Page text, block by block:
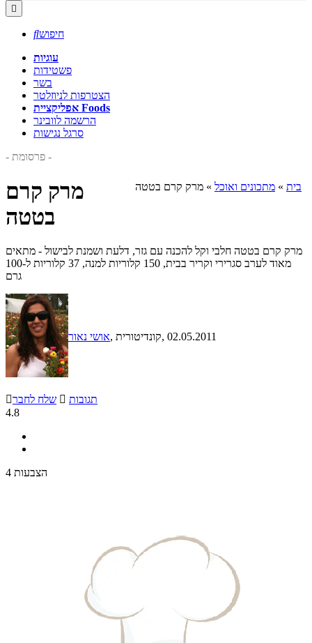

חיפוש
עוגיות
פשטידות
בשר
הצטרפות לניוזלטר
אפליקציית Foods
הרשמה לוובינר
סרגל נגישות
- פרסומת -
בית » מתכונים ואוכל » מרק קרם בטטה
מרק קרם
בטטה
מרק קרם בטטה חלבי וקל להכנה עם גזר, דלעת ושמנת לבישול - מתאים
מאוד לערב סגרירי וקריר בבית, 150 קלוריות למנה, 37 קלוריות ל-100
גרם
אושי נאור , קונדיטורית, 02.05.2011
שלח לחבר  תגובות
4.8
4 הצבעות